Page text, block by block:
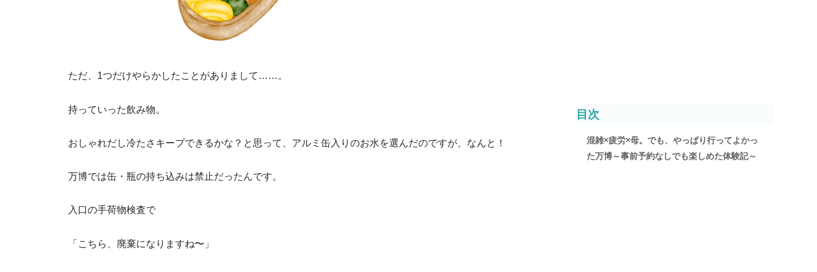
ただ、1つだけやらかしたことがありまして……。
持っていった飲み物。
おしゃれだし冷たさキープできるかな？と思って、アルミ缶入りのお水を選んだのですが、なんと！
万博では缶・瓶の持ち込みは禁止だったんです。
入口の手荷物検査で
「こちら、廃棄になりますね〜」
目次
混雑×疲労×母。でも、やっぱり行ってよかっ
た万博～事前予約なしでも楽しめた体験記～